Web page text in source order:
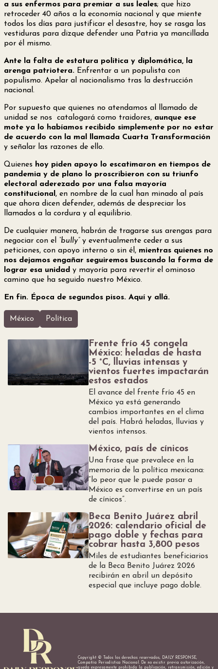
a sus enfermos para premiar a sus leales; que hizo
retroceder 40 años a la economía nacional y que miente
todos los días para justificar el desastre, hoy se rasga las
vestiduras para dizque defender una Patria ya mancillada
por él mismo.
Ante la falta de estatura política y diplomática, la
arenga patriotera. Enfrentar a un populista con
populismo. Apelar al nacionalismo tras la destrucción
nacional.
Por supuesto que quienes no atendamos al llamado de
unidad se nos
catalogará como traidores, aunque ese
mote ya lo habíamos recibido simplemente por no estar
de acuerdo con la mal llamada Cuarta Transformación
y señalar las razones de ello.
Quienes hoy piden apoyo lo escatimaron en tiempos de
pandemia y de plano lo proscribieron con su triunfo
electoral aderezado por una falsa mayoría
constitucional , en nombre de la cual han minado al país
que ahora dicen defender, además de despreciar los
llamados a la cordura y al equilibrio.
De cualquier manera, habrán de tragarse sus arengas para
negociar con el
“bully” y eventualmente ceder a sus
peticiones, con apoyo interno o sin él, mientras quienes no
nos dejamos engañar seguiremos buscando la forma de
lograr esa unidad y mayoría para revertir el ominoso
camino que ha seguido nuestro México.
En fin. Época de segundos pisos. Aquí y allá.
México Política
Frente frío 45 congela
México: heladas de hasta
-5 °C, lluvias intensas y
vientos fuertes impactarán
estos estados
El avance del frente frío 45 en
México ya está generando
cambios importantes en el clima
del país. Habrá heladas, lluvias y
vientos intensos.
México, país de cínicos
Una frase que prevalece en la
memoria de la política mexicana:
“lo peor que le puede pasar a
México es convertirse en un país
de cínicos”.
Beca Benito Juárez abril
2026: calendario oficial de
pago doble y fechas para
cobrar hasta 3,800 pesos
Miles de estudiantes beneficiarios
de la Beca Benito Juárez 2026
recibirán en abril un depósito
especial que incluye pago doble.
Copyright © Todos los derechos reservados, DAILY RESPONSE,
Compañía Periodística Nacional. De no existir previa autorización,
queda expresamente prohibida la publicación, retransmisión, edición y